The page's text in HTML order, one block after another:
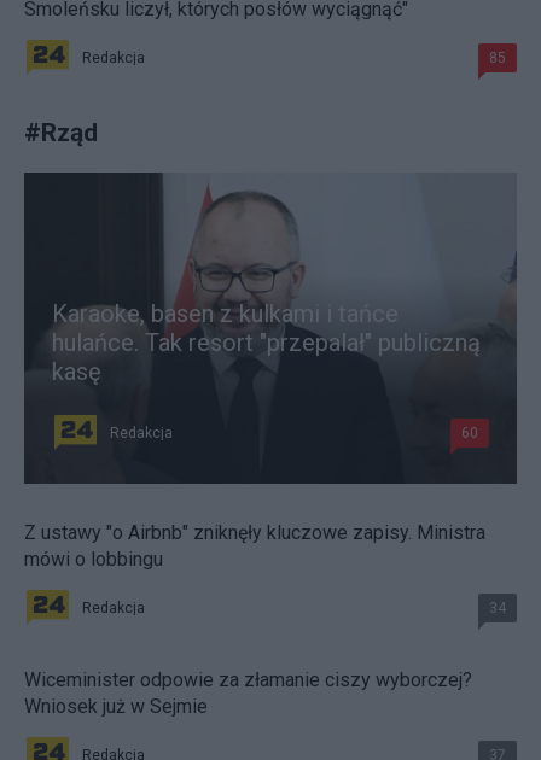
Smoleńsku liczył, których posłów wyciągnąć"
Redakcja 85
#Rząd
Karaoke, basen z kulkami i tańce
hulańce. Tak resort "przepalał" publiczną
kasę
Redakcja 60
Z ustawy "o Airbnb" zniknęły kluczowe zapisy. Ministra
mówi o lobbingu
Redakcja 34
Wiceminister odpowie za złamanie ciszy wyborczej?
Wniosek już w Sejmie
Redakcja 37